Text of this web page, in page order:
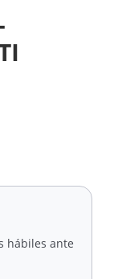
hábiles ante